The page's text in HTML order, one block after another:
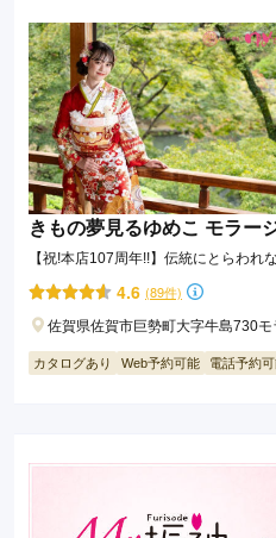
きもの夢見るゆめこ モラー
【祝!本店107周年!!】伝統にとらわれ
きる本格きもの専門店
4.6 (89件)
佐賀県佐賀市巨勢町大字牛島730
カタログあり Web予約可能 電話予約